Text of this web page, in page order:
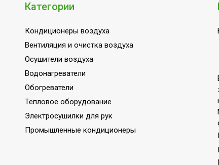
Нет
220
Настенная
Нержавеющая сталь
Да
Офисное оборудование
Категории
Кондиционеры воздуха
Вентиляция и очистка воздуха
Осушители воздуха
Водонагреватели
Обогреватели
Тепловое оборудование
Электросушилки для рук
Промышленные кондиционеры